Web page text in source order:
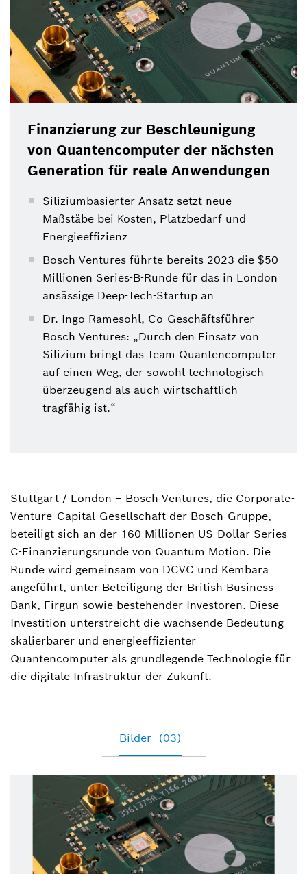
Finanzierung zur Beschleunigung
von Quantencomputer der nächsten
Generation für reale Anwendungen
Siliziumbasierter Ansatz setzt neue
Maßstäbe bei Kosten, Platzbedarf und
Energieeffizienz
Bosch Ventures führte bereits 2023 die $50
Millionen Series-B-Runde für das in London
ansässige Deep-Tech-Startup an
Dr. Ingo Ramesohl, Co-Geschäftsführer
Bosch Ventures: „Durch den Einsatz von
Silizium bringt das Team Quantencomputer
auf einen Weg, der sowohl technologisch
überzeugend als auch wirtschaftlich
tragfähig ist.“
Stuttgart / London – Bosch Ventures, die Corporate-
Venture-Capital-Gesellschaft der Bosch-Gruppe,
beteiligt sich an der 160 Millionen US-Dollar Series-
C-Finanzierungsrunde von Quantum Motion. Die
Runde wird gemeinsam von DCVC und Kembara
angeführt, unter Beteiligung der British Business
Bank, Firgun sowie bestehender Investoren. Diese
Investition unterstreicht die wachsende Bedeutung
skalierbarer und energieeffizienter
Quantencomputer als grundlegende Technologie für
die digitale Infrastruktur der Zukunft.
Bilder (03)